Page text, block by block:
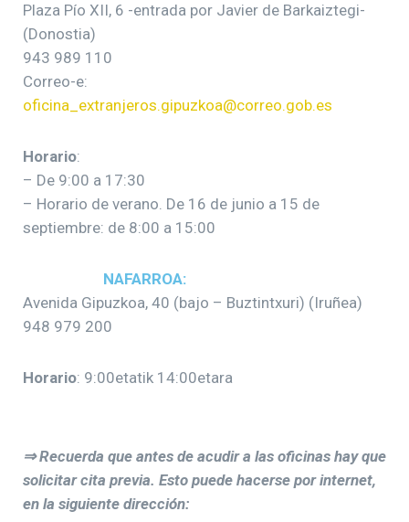
Plaza Pío XII, 6 -entrada por Javier de Barkaiztegi-
(Donostia)
943 989 110
Correo-e:
oficina_extranjeros.gipuzkoa@correo.gob.es
Horario:
– De 9:00 a 17:30
– Horario de verano. De 16 de junio a 15 de
septiembre: de 8:00 a 15:00
NAFARROA:
Avenida Gipuzkoa, 40 (bajo – Buztintxuri) (Iruñea)
948 979 200
Horario: 9:00etatik 14:00etara
⇒ Recuerda que antes de acudir a las oficinas hay que
solicitar cita previa. Esto puede hacerse por internet,
en la siguiente dirección: